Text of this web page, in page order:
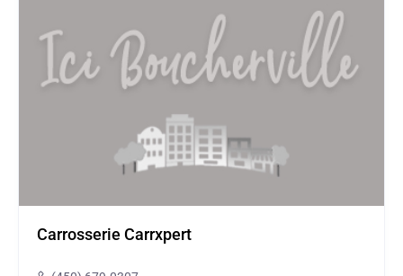
Carrosserie Carrxpert